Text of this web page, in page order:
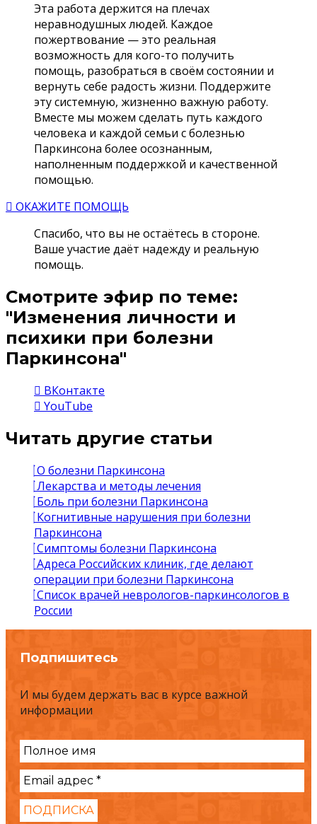
Эта работа держится на плечах
неравнодушных людей. Каждое
пожертвование — это реальная
возможность для кого-то получить
помощь, разобраться в своём состоянии и
вернуть себе радость жизни. Поддержите
эту системную, жизненно важную работу.
Вместе мы можем сделать путь каждого
человека и каждой семьи с болезнью
Паркинсона более осознанным,
наполненным поддержкой и качественной
помощью.
ОКАЖИТЕ ПОМОЩЬ
Спасибо, что вы не остаётесь в стороне.
Ваше участие даёт надежду и реальную
помощь.
Смотрите эфир по теме:
"Изменения личности и
психики при болезни
Паркинсона"
ВКонтакте
YouTube
Читать другие статьи
О болезни Паркинсона
Лекарства и методы лечения
Боль при болезни Паркинсона
Когнитивные нарушения при болезни
Паркинсона
Симптомы болезни Паркинсона
Адреса Российских клиник, где делают
операции при болезни Паркинсона
Список врачей неврологов-паркинсологов в
России
Подпишитесь
И мы будем держать вас в курсе важной
информации